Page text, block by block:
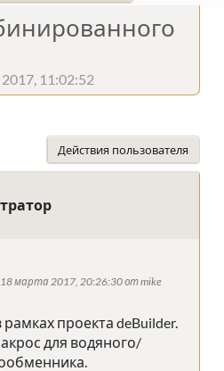
11:02:52
Действия пользователя
18 марта 2017, 20:26:30 от mike
проекта deBuilder.
для водяного/